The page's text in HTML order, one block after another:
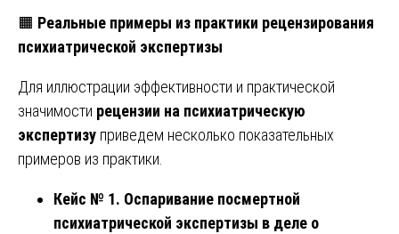
🟧 Реальные примеры из практики рецензирования
психиатрической экспертизы
Для иллюстрации эффективности и практической
значимости рецензии на психиатрическую
экспертизу приведем несколько показательных
примеров из практики.
Кейс № 1. Оспаривание посмертной
психиатрической экспертизы в деле о